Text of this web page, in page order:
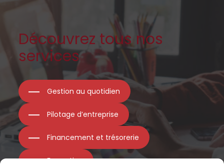
Découvrez tous nos
services
Gestion au quotidien
Pilotage d’entreprise
Financement et trésorerie
Formation